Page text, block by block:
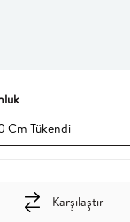
Karşılaştır